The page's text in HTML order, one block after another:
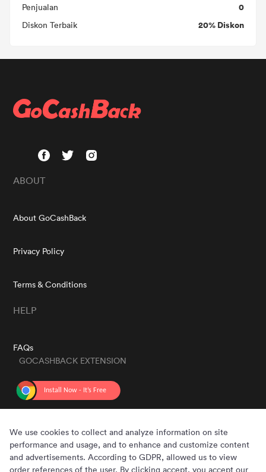
Penjualan 0
Diskon Terbaik 20% Diskon
ABOUT
About GoCashBack
Privacy Policy
Terms & Conditions
HELP
FAQs
GOCASHBACK EXTENSION
We use cookies to collect and analyze information on site
performance and usage, and to enhance and customize content
and advertisements. According to GDPR, allowed us to view
order references of the user. By clicking accept, you accept our